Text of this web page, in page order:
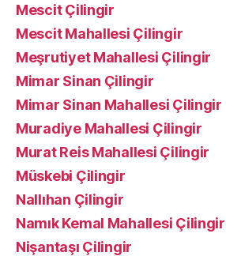
Mescit Çilingir
Mescit Mahallesi Çilingir
Meşrutiyet Mahallesi Çilingir
Mimar Sinan Çilingir
Mimar Sinan Mahallesi Çilingir
Muradiye Mahallesi Çilingir
Murat Reis Mahallesi Çilingir
Müskebi Çilingir
Nallıhan Çilingir
Namık Kemal Mahallesi Çilingir
Nişantaşı Çilingir